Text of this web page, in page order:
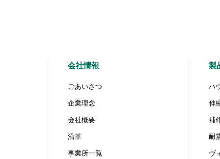
会社情報
ごあいさつ
企業理念
会社概要
沿革
事業所一覧
製
ハ
伸
補
耐
ヴ